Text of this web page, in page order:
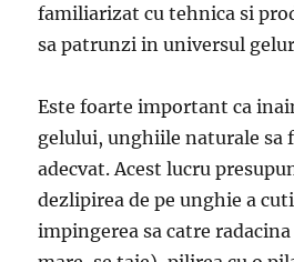
familiarizat cu tehnica si
sa patrunzi in universul
Este foarte important ca
gelului, unghiile naturale sa
adecvat. Acest lucru
dezlipirea de pe unghie a
impingerea sa catre radacina